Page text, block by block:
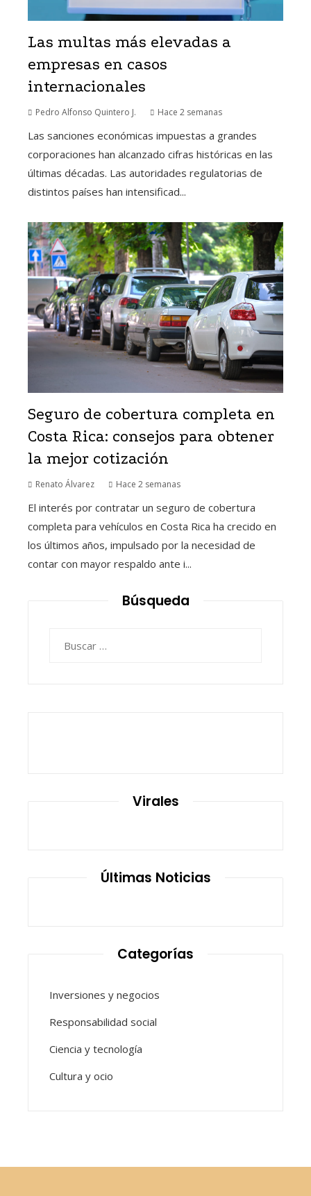
Las multas más elevadas a
empresas en casos
internacionales
Pedro Alfonso Quintero J. Hace 2 semanas
Las sanciones económicas impuestas a grandes
corporaciones han alcanzado cifras históricas en las
últimas décadas. Las autoridades regulatorias de
distintos países han intensificad...
Seguro de cobertura completa en
Costa Rica: consejos para obtener
la mejor cotización
Renato Álvarez Hace 2 semanas
El interés por contratar un seguro de cobertura
completa para vehículos en Costa Rica ha crecido en
los últimos años, impulsado por la necesidad de
contar con mayor respaldo ante i...
Búsqueda
Virales
Últimas Noticias
Categorías
Inversiones y negocios
Responsabilidad social
Ciencia y tecnología
Cultura y ocio